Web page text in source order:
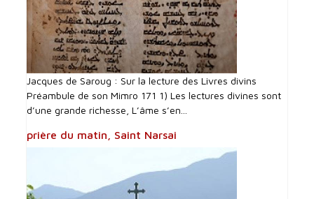
Jacques de Saroug : Sur la lecture des Livres divins
Préambule de son Mimro 171 1) Les lectures divines sont
d’une grande richesse, L’âme s’en...
prière du matin, Saint Narsai